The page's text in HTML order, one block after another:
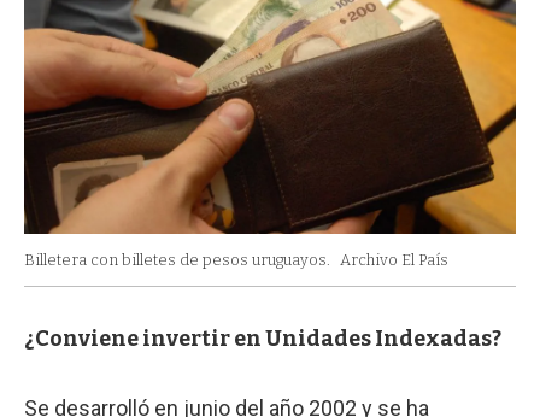
Billetera con billetes de pesos uruguayos. Archivo El País
¿Conviene invertir en Unidades Indexadas?
Se desarrolló en junio del año 2002 y se ha